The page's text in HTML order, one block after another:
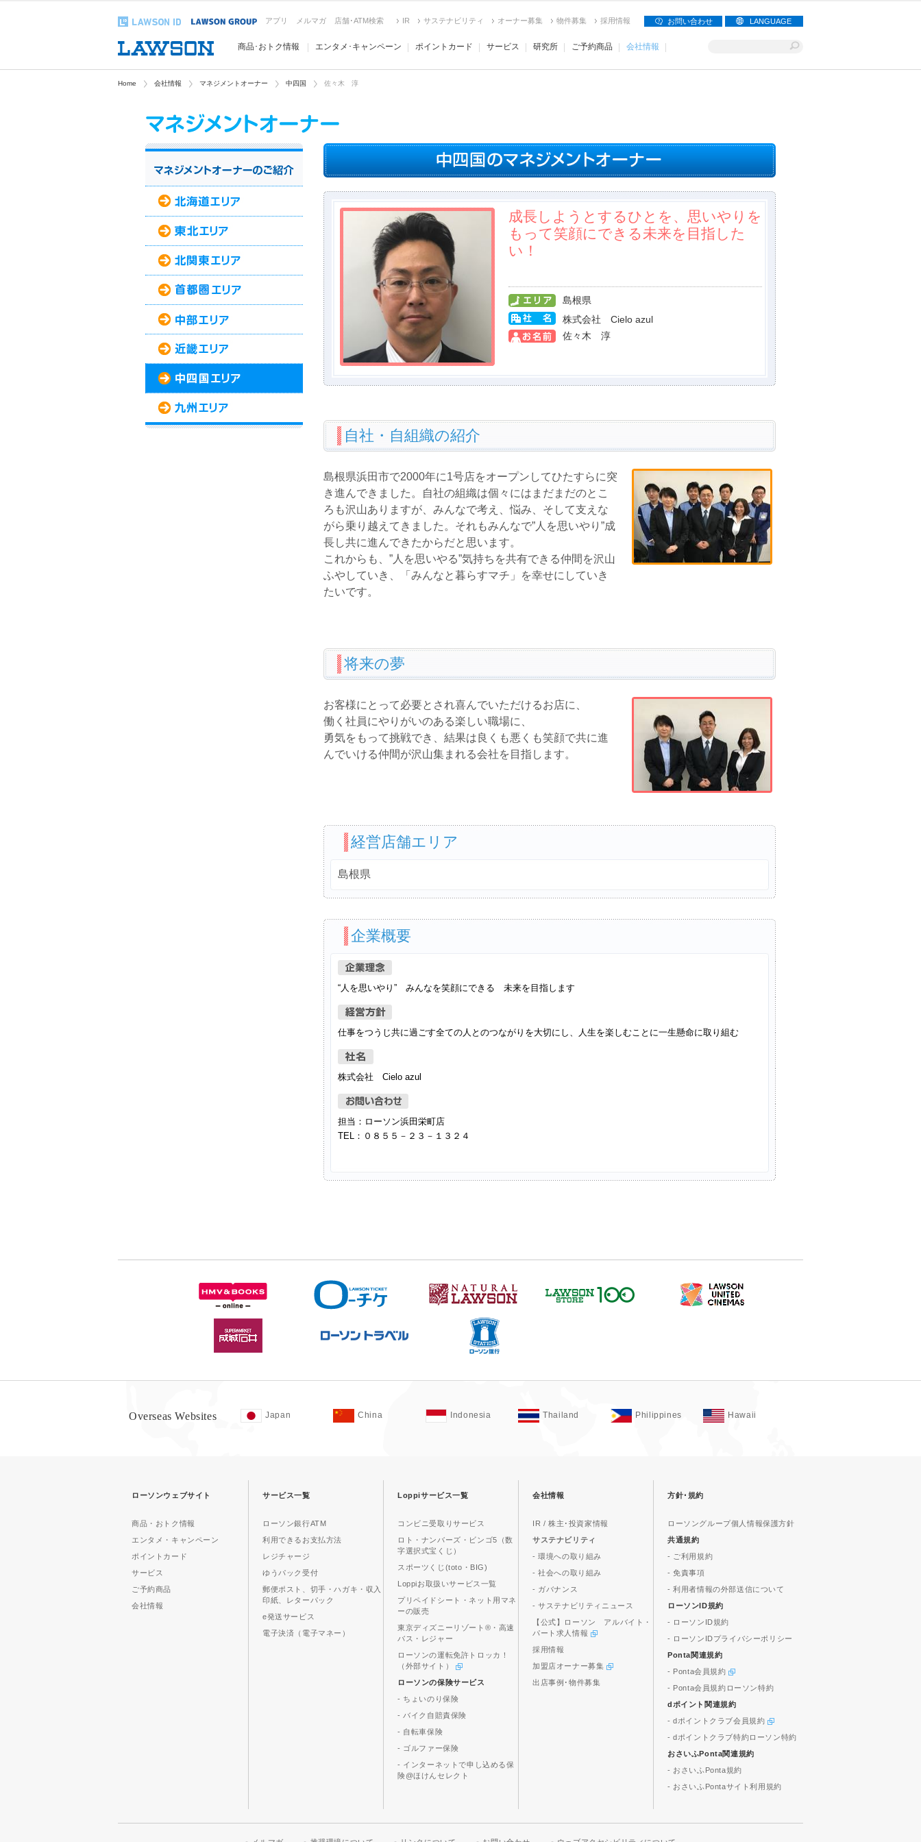
アプリ メルマガ 店舗･ATM検索 IR サステナビリティ オーナー募集 物件募集 採用情報 お問い合わせ LANGUAGE
商品･おトク情報 エンタメ･キャンペーン ポイントカード サービス 研究所 ご予約商品 会社情報
Home 会社情報 マネジメントオーナー 中四国 佐々木 淳
成長しようとするひとを、思いやりを
もって笑顔にできる未来を目指した
い！
島根県
株式会社 Cielo azul
佐々木 淳
自社・自組織の紹介
島根県浜田市で2000年に1号店をオープンしてひたすらに突
き進んできました。自社の組織は個々にはまだまだのとこ
ろも沢山ありますが、みんなで考え、悩み、そして支えな
がら乗り越えてきました。それもみんなで”人を思いやり”成
長し共に進んできたからだと思います。
これからも、”人を思いやる”気持ちを共有できる仲間を沢山
ふやしていき、「みんなと暮らすマチ」を幸せにしていき
たいです。
将来の夢
お客様にとって必要とされ喜んでいただけるお店に、
働く社員にやりがいのある楽しい職場に、
勇気をもって挑戦でき、結果は良くも悪くも笑顔で共に進
んでいける仲間が沢山集まれる会社を目指します。
経営店舗エリア
島根県
企業概要
“人を思いやり” みんなを笑顔にできる 未来を目指します
仕事をつうじ共に過ごす全ての人とのつながりを大切にし、人生を楽しむことに一生懸命に取り組む
株式会社 Cielo azul
担当：ローソン浜田栄町店
TEL：０８５５－２３－１３２４
Overseas Websites Japan China Indonesia Thailand Philippines Hawaii
ローソンウェブサイト
商品・おトク情報
エンタメ・キャンペーン
ポイントカード
サービス
ご予約商品
会社情報
サービス一覧
ローソン銀行ATM
利用できるお支払方法
レジチャージ
ゆうパック受付
郵便ポスト、切手・ハガキ・収入
印紙、レターパック
e発送サービス
電子決済（電子マネー）
Loppiサービス一覧
コンビニ受取りサービス
ロト・ナンバーズ・ビンゴ5（数
字選択式宝くじ）
スポーツくじ(toto・BIG)
Loppiお取扱いサービス一覧
プリペイドシート・ネット用マネ
ーの販売
東京ディズニーリゾート®・高速
バス・レジャー
ローソンの運転免許トロッカ！
（外部サイト）
ローソンの保険サービス
- ちょいのり保険
- バイク自賠責保険
- 自転車保険
- ゴルファー保険
- インターネットで申し込める保
険@ほけんセレクト
会社情報
IR / 株主･投資家情報
サステナビリティ
- 環境への取り組み
- 社会への取り組み
- ガバナンス
- サステナビリティニュース
【公式】ローソン アルバイト・
パート求人情報
採用情報
加盟店オーナー募集
出店事例･物件募集
方針･規約
ローソングループ個人情報保護方針
共通規約
- ご利用規約
- 免責事項
- 利用者情報の外部送信について
ローソンID規約
- ローソンID規約
- ローソンIDプライバシーポリシー
Ponta関連規約
- Ponta会員規約
- Ponta会員規約ローソン特約
dポイント関連規約
- dポイントクラブ会員規約
- dポイントクラブ特約ローソン特約
おさいふPonta関連規約
- おさいふPonta規約
- おさいふPontaサイト利用規約